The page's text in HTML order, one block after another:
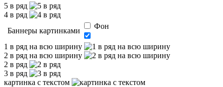
5 в ряд
4 в ряд
Баннеры картинками
Фон
1 в ряд на всю ширину
2 в ряд на всю ширину
2 в ряд
3 в ряд
картинка с текстом